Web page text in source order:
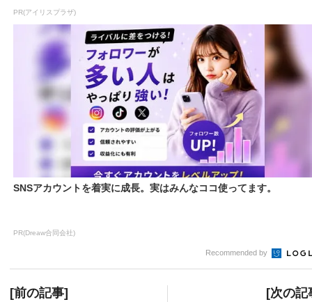
PR(アイリスプラザ)
SNSアカウントを着実に成長。実はみんなココ使ってます。
PR(Dreaw合同会社)
Recommended by
[前の記事] [次の記